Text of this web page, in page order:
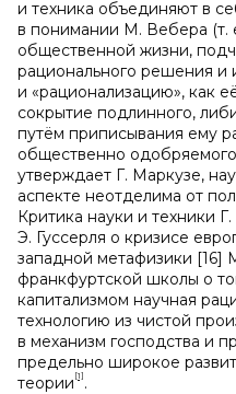
и техника объединяют в
в понимании М. Вебера (т.
общественной жизни,
рационального решения и
и «рационализацию», как
сокрытие подлинного,
путём приписывания ему
общественно
утверждает Г. Маркузе,
аспекте неотделима от
Критика науки и техники
Э. Гуссерля о кризисе
западной метафизики [16]
франкфуртской школы о
капитализмом научная
технологию из чистой
в механизм господства и
предельно широкое
теории [1] .